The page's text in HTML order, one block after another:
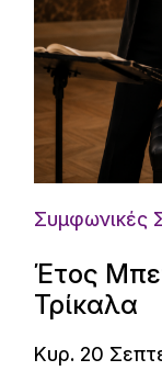
Συμφωνικές
Έτος
Τρίκαλα
Κυρ. 20